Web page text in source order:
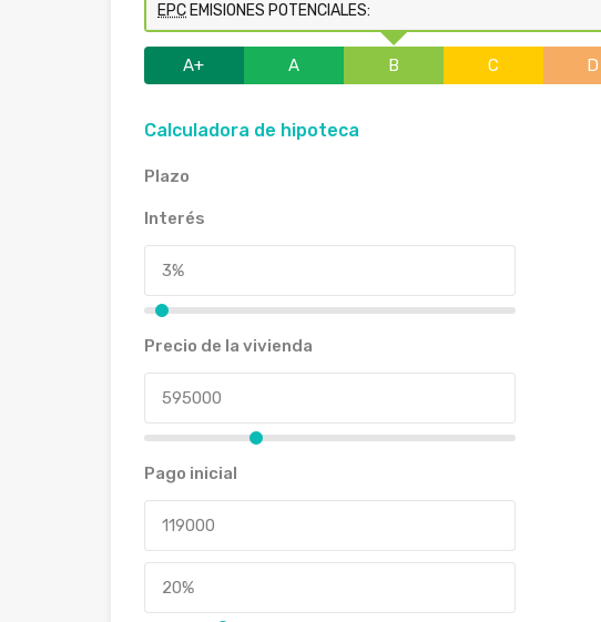
EPC EMISIONES POTENCIALES:
A+ A B C D
Calculadora de hipoteca
Plazo
Interés
Precio de la vivienda
Pago inicial